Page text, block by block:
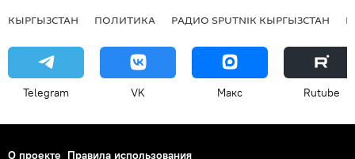
КЫРГЫЗСТАН ПОЛИТИКА РАДИО SPUTNIK КЫРГЫЗСТАН
Telegram VK Макс Rutube
О проекте Правила использования